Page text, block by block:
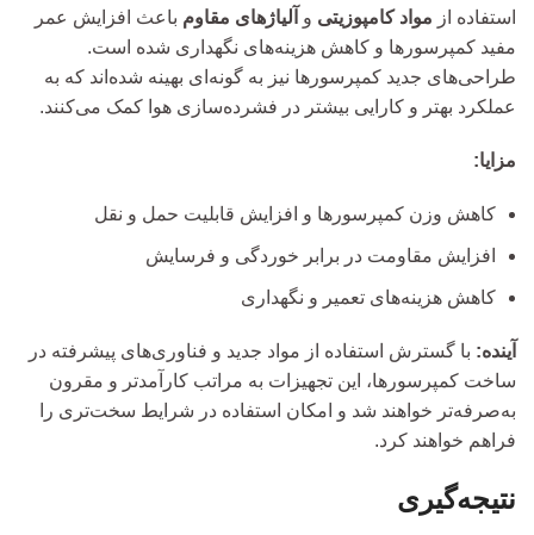
استفاده از مواد کامپوزیتی و آلیاژهای مقاوم باعث افزایش عمر
مفید کمپرسورها و کاهش هزینه‌های نگهداری شده است.
طراحی‌های جدید کمپرسورها نیز به گونه‌ای بهینه شده‌اند که به
عملکرد بهتر و کارایی بیشتر در فشرده‌سازی هوا کمک می‌کنند.
مزایا:
کاهش وزن کمپرسورها و افزایش قابلیت حمل و نقل
افزایش مقاومت در برابر خوردگی و فرسایش
کاهش هزینه‌های تعمیر و نگهداری
آینده: با گسترش استفاده از مواد جدید و فناوری‌های پیشرفته در
ساخت کمپرسورها، این تجهیزات به مراتب کارآمدتر و مقرون
به‌صرفه‌تر خواهند شد و امکان استفاده در شرایط سخت‌تری را
فراهم خواهند کرد.
نتیجه‌گیری